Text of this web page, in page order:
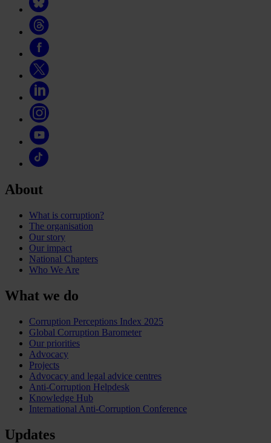
About
What is corruption?
The organisation
Our story
Our impact
National Chapters
Who We Are
What we do
Corruption Perceptions Index 2025
Global Corruption Barometer
Our priorities
Advocacy
Projects
Advocacy and legal advice centres
Anti-Corruption Helpdesk
Knowledge Hub
International Anti-Corruption Conference
Updates